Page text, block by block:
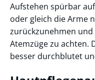
Aufstehen spürbar
oder gleich die Arme
zurückzunehmen
Atemzüge zu achten.
besser durchblutet